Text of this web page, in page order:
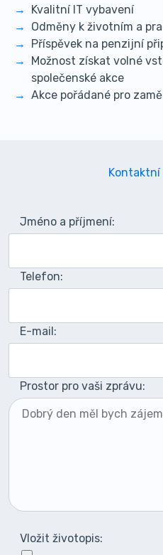
Kvalitní IT vybavení
Odměny k životním a
Příspěvek na penzijní
Možnost získat volné
společenské akce
Akce pořádané pro
Jméno a příjmení:
Telefon:
E-mail:
Prostor pro vaši zprávu:
Vložit životopis: